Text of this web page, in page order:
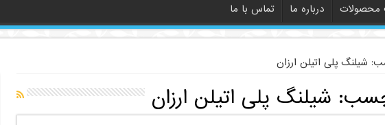
محصولات درباره ما تماس با ما
شیلنگ پلی اتیلن ارزان
شیلنگ پلی اتیلن ارزان